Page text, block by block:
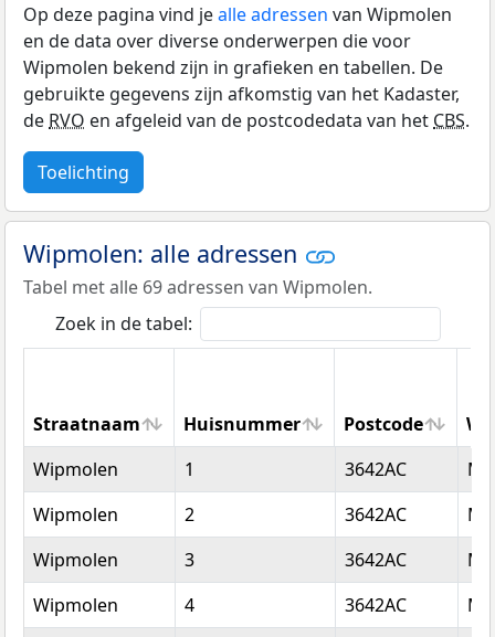
Op deze pagina vind jealle adressen van Wipmolen
en de data over diverse onderwerpen die voor
Wipmolen bekend zijn in grafieken en tabellen. De
gebruikte gegevens zijn afkomstig van het Kadaster,
de RVO en afgeleid van de postcodedata van het CBS.
Toelichting
Wipmolen: alle adressen
Tabel met alle 69 adressen van Wipmolen.
Zoek in de tabel:
Straatnaam Huisnummer Postcode
Straatnaam
Huisnummer Postcode
Wipmolen 1 3642AC
Wipmolen
2 3642AC
Wipmolen
3 3642AC
Wipmolen
4 3642AC